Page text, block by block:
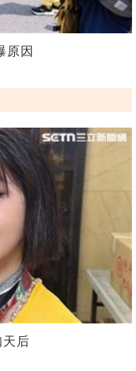
原因
后